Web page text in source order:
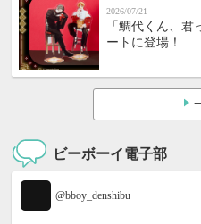
2026/07/21
「鯛代くん、
ートに登場！
ビーボーイ電子部
@bboy_denshibu